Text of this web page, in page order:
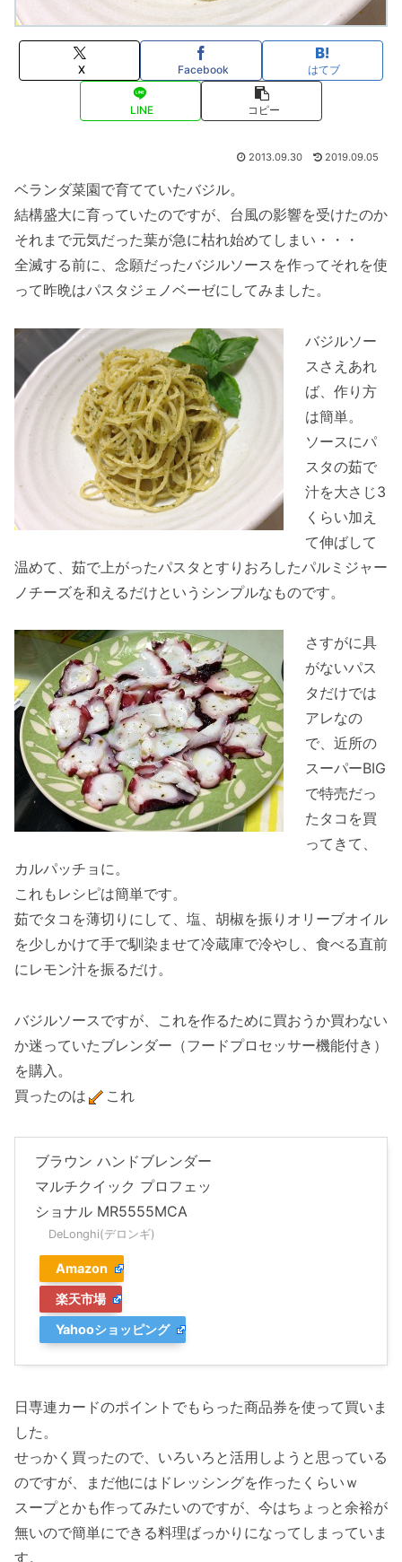
X Facebook はてブ
LINE コピー
2013.09.30 2019.09.05
ベランダ菜園で育てていたバジル。
結構盛大に育っていたのですが、台風の影響を受けたのか
それまで元気だった葉が急に枯れ始めてしまい・・・
全滅する前に、念願だったバジルソースを作ってそれを使
って昨晩はパスタジェノベーゼにしてみました。
バジルソー
スさえあれ
ば、作り方
は簡単。
ソースにパ
スタの茹で
汁を大さじ3
くらい加え
て伸ばして
温めて、茹で上がったパスタとすりおろしたパルミジャー
ノチーズを和えるだけというシンプルなものです。
さすがに具
がないパス
タだけでは
アレなの
で、近所の
スーパーBIG
で特売だっ
たタコを買
ってきて、
カルパッチョに。
これもレシピは簡単です。
茹でタコを薄切りにして、塩、胡椒を振りオリーブオイル
を少しかけて手で馴染ませて冷蔵庫で冷やし、食べる直前
にレモン汁を振るだけ。
バジルソースですが、これを作るために買おうか買わない
か迷っていたブレンダー（フードプロセッサー機能付き）
を購入。
買ったのは
これ
ブラウン ハンドブレンダー
マルチクイック プロフェッ
ショナル MR5555MCA
DeLonghi(デロンギ)
Amazon
楽天市場
Yahooショッピング
日専連カードのポイントでもらった商品券を使って買いま
した。
せっかく買ったので、いろいろと活用しようと思っている
のですが、まだ他にはドレッシングを作ったくらいｗ
スープとかも作ってみたいのですが、今はちょっと余裕が
無いので簡単にできる料理ばっかりになってしまっていま
す。